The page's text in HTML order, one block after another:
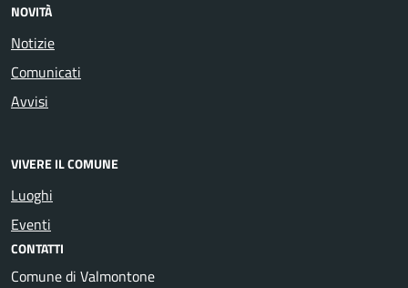
NOVITÀ
Notizie
Comunicati
Avvisi
VIVERE IL COMUNE
Luoghi
Eventi
CONTATTI
Comune di Valmontone